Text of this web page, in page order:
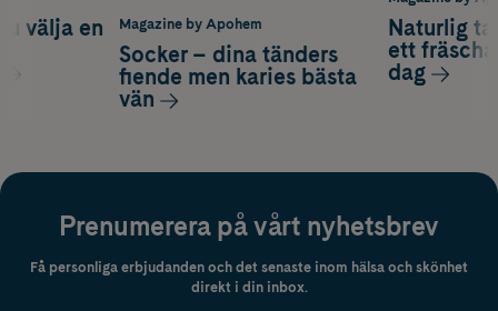
Naturlig
ett
dag
välja en
Magazine by Apohem
Socker – dina tänders
fiende men karies bästa
vän
Prenumerera på vårt nyhetsbrev
Få personliga erbjudanden och det senaste inom hälsa och skönhet
direkt i din inbox.